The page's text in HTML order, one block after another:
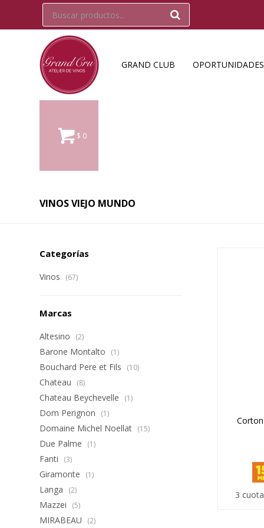
GRAND CLUB OPORTUNIDADES
$ 0
VINOS VIEJO MUNDO
3
Categorías
Vinos (67)
Marcas
Altesino (2)
Barone Montalto (1)
Bouchard Pere et Fils (10)
Chateau (8)
Chateau Beychevelle (1)
Dom Perignon (1)
Domaine Michel Noellat (15)
Due Palme (1)
Fanti (3)
Giramonte (1)
Langa (2)
Mazzei (5)
MIRABEAU (2)